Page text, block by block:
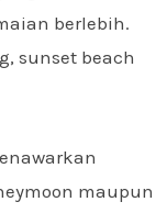
berlebih.
sunset beach
maupun